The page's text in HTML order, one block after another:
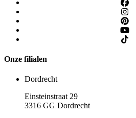
Onze filialen
Dordrecht
Einsteinstraat 29
3316 GG Dordrecht